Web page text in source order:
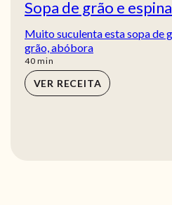
Sopa de grão e
Muito suculenta esta sopa de
grão, abóbora
40min
min
VER RECEITA